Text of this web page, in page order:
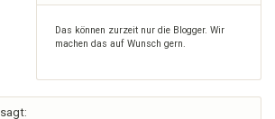
Das können zurzeit nur die Blogger. Wir
machen das auf Wunsch gern.
sagt: